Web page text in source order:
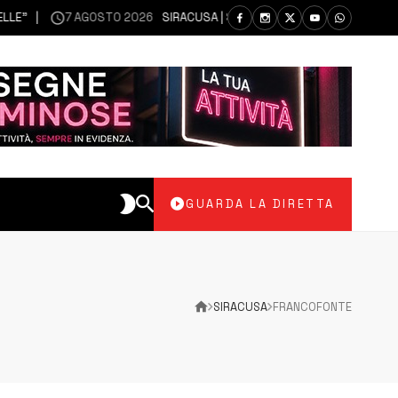
7 AGOSTO 2026 SIRACUSA | SIANO MESSI A DISPOSIZIONE DEL
GUARDA LA DIRETTA
SIRACUSA FRANCOFONTE